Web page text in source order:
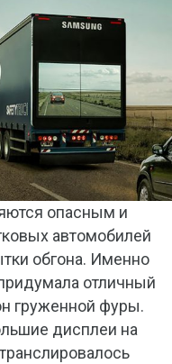
опасным и
автомобилей
обгона. Именно
отличный
груженной фуры.
дисплеи на